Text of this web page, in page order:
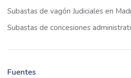
Subastas de vagón Judiciales en
Subastas de concesiones
Fuentes